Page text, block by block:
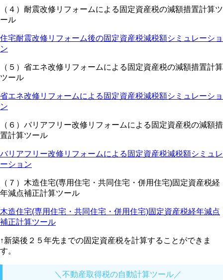
（４）耐震改修リフォームによる固定資産税の減額措置計算ツ
ール
住宅耐震改修リフォーム後の固定資産税減税額シミュレーショ
ン
（５）省エネ改修リフォームによる固定資産税の減額措置計算
ツール
省エネ改修リフォームによる固定資産税減税額シミュレーショ
ン
（６）バリアフリー改修リフォームによる固定資産税の減額措
置計算ツール
バリアフリー改修リフォームによる固定資産税減税額シミュレ
ーション
（７）木造住宅(専用住宅・共同住宅・併用住宅)固定資産税経
年減点補正計算ツール
木造住宅(専用住宅・共同住宅・併用住宅)固定資産税経年減点
補正計算ツール
↑新築後２５年先までの固定資産税を計算することができま
す。
＼不動産取得税の自動計算ツール／